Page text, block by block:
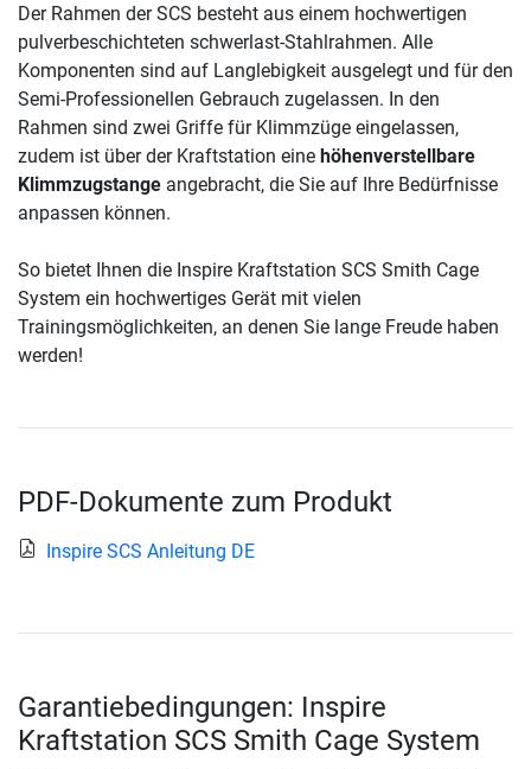
Der Rahmen der SCS besteht aus einem hochwertigen
pulverbeschichteten schwerlast-Stahlrahmen. Alle
Komponenten sind auf Langlebigkeit ausgelegt und für den
Semi-Professionellen Gebrauch zugelassen. In den
Rahmen sind zwei Griffe für Klimmzüge eingelassen,
zudem ist über der Kraftstation eine höhenverstellbare
Klimmzugstange angebracht, die Sie auf Ihre Bedürfnisse
anpassen können.
So bietet Ihnen die Inspire Kraftstation SCS Smith Cage
System ein hochwertiges Gerät mit vielen
Trainingsmöglichkeiten, an denen Sie lange Freude haben
werden!
PDF-Dokumente zum Produkt
Inspire SCS Anleitung DE
Garantiebedingungen: Inspire
Kraftstation SCS Smith Cage System